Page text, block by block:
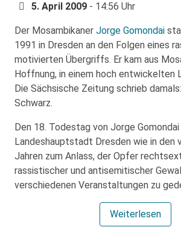
5. April 2009 - 14:56 Uhr
Der Mosambikaner Jorge Gomondai
1991 in Dresden an den Folgen eines
motivierten Übergriffs. Er kam aus
Hoffnung, in einem hoch entwickelten
Die Sächsische Zeitung schrieb
Schwarz.
Den 18. Todestag von Jorge
Landeshauptstadt Dresden wie in den
Jahren zum Anlass, der Opfer
rassistischer und antisemitischer
verschiedenen Veranstaltungen zu
Weiterlesen